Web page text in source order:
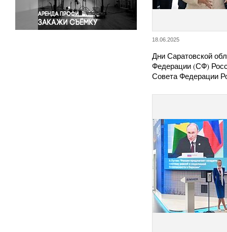
Экономика и бизнес
18.06.2025
Дни Саратовской
Федерации (СФ)
Совета Федерации